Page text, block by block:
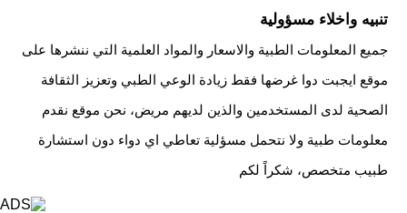
تنبيه واخلاء مسؤولية
جميع المعلومات الطبية والاسعار والمواد العلمية التي ننشرها على
موقع ايجبت دوا غرضها فقط زيادة الوعي الطبي وتعزيز الثقافة
الصحية لدى المستخدمين والذين لديهم مريض، نحن موقع نقدم
معلومات طبية ولا نتحمل مسؤلية تعاطي اي دواء دون استشارة
طبيب متخصص، شكراً لكم